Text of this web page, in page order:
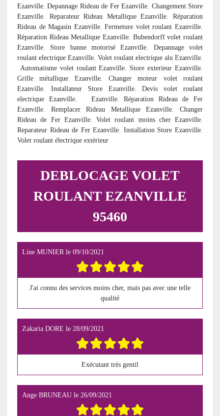
Ezanville. Depannage Rideau de Fer Ezanville. Changement Store
Ezanville. Reparateur Rideau Metallique Ezanville. Réparation
Rideau de Magasin Ezanville. Fermeture volet roulant Ezanville.
Réparation Rideau Metallique Ezanville. Bubendorff volet roulant
Ezanville. Store banne motorisé Ezanville. Depannage volet
roulant electrique Ezanville. Volet roulant electrique alu Ezanville.
Automatisme volet roulant Ezanville. Store exterieur Ezanville.
Grille métallique Ezanville. Changer moteur volet roulant
Ezanville. Installateur Store Ezanville. Devis volet roulant
electrique Ezanville.
Ezanville. Réparation Rideau de Fer
Ezanville. Remplacer Rideau Metallique Ezanville. Changer
Rideau de Fer Ezanville. Volet roulant moins cher Ezanville.
Reparateur Rideau de Fer Ezanville. Installation Store Ezanville.
Volet roulant électrique extérieur
DEBLOCAGE VOLET
ROULANT EZANVILLE
95460
Line MUNIER le 09/10/2021
J'ai connu des services moins cher, mais pas avec une telle
qualité
Zakaria DORE le 28/09/2021
Exécutant très gentil
Ange BRUNEAU le 26/09/2021